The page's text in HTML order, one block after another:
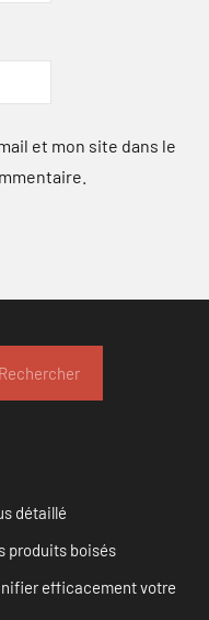
et mon site dans le
Rechercher
détaillé
produits boisés
efficacement votre